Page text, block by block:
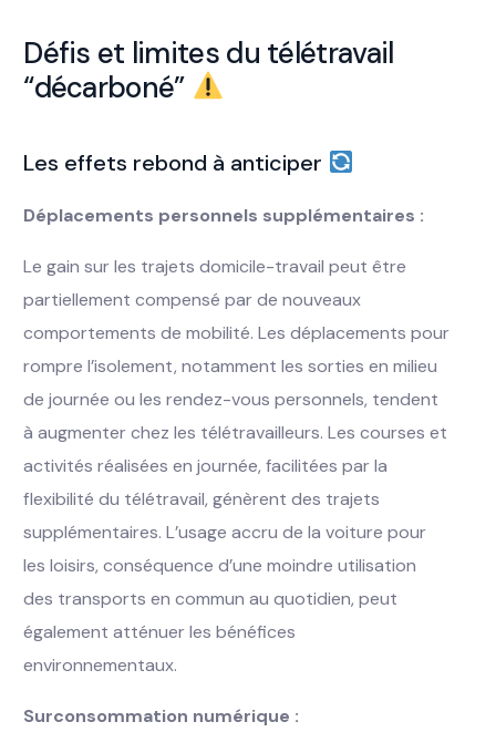
Défis et limites du télétravail
“décarboné”
Les effets rebond à anticiper
Déplacements personnels supplémentaires :
Le gain sur les trajets domicile-travail peut être
partiellement compensé par de nouveaux
comportements de mobilité. Les déplacements pour
rompre l’isolement, notamment les sorties en milieu
de journée ou les rendez-vous personnels, tendent
à augmenter chez les télétravailleurs. Les courses et
activités réalisées en journée, facilitées par la
flexibilité du télétravail, génèrent des trajets
supplémentaires. L’usage accru de la voiture pour
les loisirs, conséquence d’une moindre utilisation
des transports en commun au quotidien, peut
également atténuer les bénéfices
environnementaux.
Surconsommation numérique :